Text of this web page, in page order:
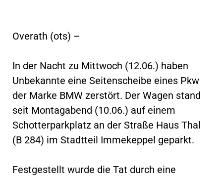
Overath (ots) –
In der Nacht zu Mittwoch (12.06.) haben
Unbekannte eine Seitenscheibe eines Pkw
der Marke BMW zerstört. Der Wagen stand
seit Montagabend (10.06.) auf einem
Schotterparkplatz an der Straße Haus Thal
(B 284) im Stadtteil Immekeppel geparkt.
Festgestellt wurde die Tat durch eine